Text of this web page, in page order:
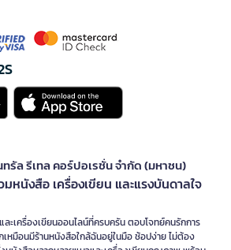
ทรัล รีเทล คอร์ปอเรชั่น จำกัด (มหาชน)
หนังสือ เครื่องเขียน และแรงบันดาลใจ
ะเครื่องเขียนออนไลน์ที่ครบครัน ตอบโจทย์คนรักการ
หมือนมีร้านหนังสือใกล้ฉันอยู่ในมือ ช้อปง่าย ไม่ต้อง